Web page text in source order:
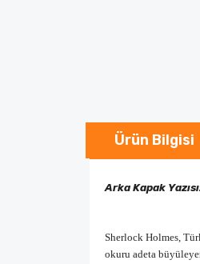
Ürün Bilgisi
Arka Kapak
Sherlock Holmes,
okuru adeta